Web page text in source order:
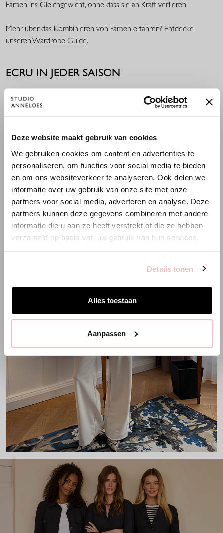
Deze website maakt gebruik van cookies
We gebruiken cookies om content en advertenties te
personaliseren, om functies voor social media te bieden
en om ons websiteverkeer te analyseren. Ook delen we
informatie over uw gebruik van onze site met onze
partners voor social media, adverteren en analyse. Deze
partners kunnen deze gegevens combineren met andere
informatie die u aan ze heeft verstrekt of die ze hebben
verzameld op basis van uw gebruik van hun services.
Details tonen
Alles toestaan
Aanpassen
Farben ins Gleichgewicht, ohne dass sie an Kraft verlieren.
Mehr über das Kombinieren von Farben erfahren? Entdecke
unserenWardrobe Guide.
ECRU IN JEDER SAISON
Die traditionellen Saisonregeln in der Mode verschwimmen immer
mehr: Weiß ist längst nicht mehr nur für den Sommer und Schwarz
Sommer wirkt er leicht und luftig, während er im Herbst und
Winter deinen Looks eine elegante, warme Note verleiht.
WILLKOMMEN BEI STUDIO
ANNELOES
Es scheint, dass du uns von einem anderen Land aus
Bist du am richtigen Ort?
Zur niederländischen Seite wechseln